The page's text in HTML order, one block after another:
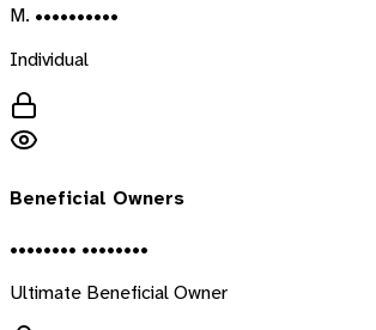
M. ••••••••••
Individual
Beneficial Owners
•••••••• ••••••••
Ultimate Beneficial Owner